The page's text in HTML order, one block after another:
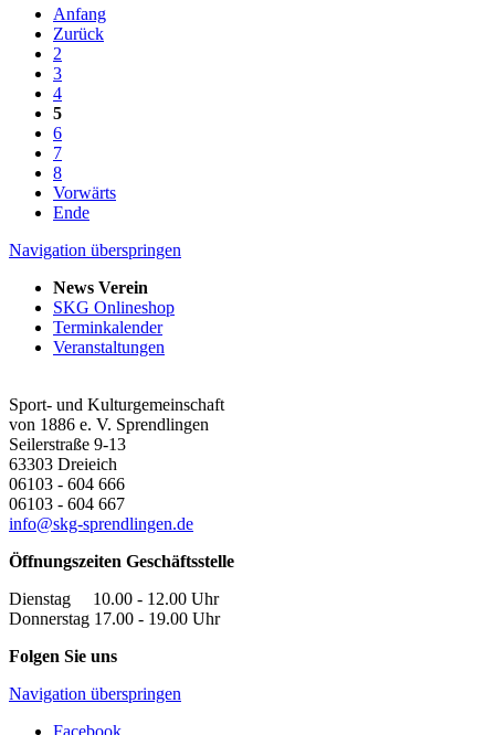
Anfang
Zurück
2
3
4
5
6
7
8
Vorwärts
Ende
Navigation überspringen
News Verein
SKG Onlineshop
Terminkalender
Veranstaltungen
Sport- und Kulturgemeinschaft
von 1886 e. V. Sprendlingen
Seilerstraße 9-13
63303 Dreieich
06103 - 604 666
06103 - 604 667
info@skg-sprendlingen.de
Öffnungszeiten Geschäftsstelle
Dienstag 10.00 - 12.00 Uhr
Donnerstag 17.00 - 19.00 Uhr
Folgen Sie uns
Navigation überspringen
Facebook